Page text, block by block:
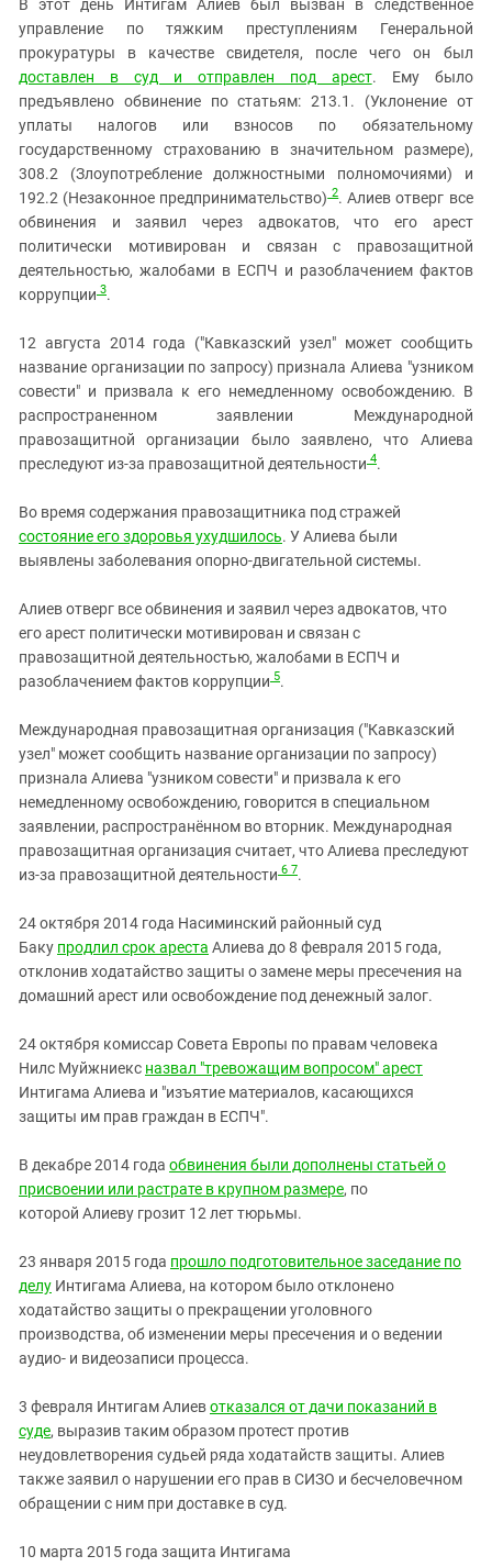
В этот день Интигам Алиев был вызван в следственное
управление по тяжким преступлениям Генеральной
прокуратуры в качестве свидетеля, после чего он был
доставлен в суд и отправлен под арест. Ему было
предъявлено обвинение по статьям: 213.1. (Уклонение от
уплаты налогов или взносов по обязательному
государственному страхованию в значительном размере),
308.2 (Злоупотребление должностными полномочиями) и
192.2 (Незаконное предпринимательство) 2. Алиев отверг все
обвинения и заявил через адвокатов, что его арест
политически мотивирован и связан с правозащитной
деятельностью, жалобами в ЕСПЧ и разоблачением фактов
коррупции 3.
12 августа 2014 года ("Кавказский узел" может сообщить
название организации по запросу) признала Алиева "узником
совести" и призвала к его немедленному освобождению. В
распространенном заявлении Международной
правозащитной организации было заявлено, что Алиева
преследуют из-за правозащитной деятельности 4.
Во время содержания правозащитника под стражей
состояние его здоровья ухудшилось. У Алиева были
выявлены заболевания опорно-двигательной системы.
Алиев отверг все обвинения и заявил через адвокатов, что
его арест политически мотивирован и связан с
правозащитной деятельностью, жалобами в ЕСПЧ и
разоблачением фактов коррупции 5.
Международная правозащитная организация ("Кавказский
узел" может сообщить название организации по запросу)
признала Алиева "узником совести" и призвала к его
немедленному освобождению, говорится в специальном
заявлении, распространённом во вторник. Международная
правозащитная организация считает, что Алиева преследуют
из-за правозащитной деятельности 6 7.
24 октября 2014 года Насиминский районный суд
Баку продлил срок ареста Алиева до 8 февраля 2015 года,
отклонив ходатайство защиты о замене меры пресечения на
домашний арест или освобождение под денежный залог.
24 октября комиссар Совета Европы по правам человека
Нилс Муйжниекс назвал "тревожащим вопросом" арест
Интигама Алиева и "изъятие материалов, касающихся
защиты им прав граждан в ЕСПЧ".
В декабре 2014 года обвинения были дополнены статьей о
присвоении или растрате в крупном размере, по
которой Алиеву грозит 12 лет тюрьмы.
23 января 2015 года прошло подготовительное заседание по
делу Интигама Алиева, на котором было отклонено
ходатайство защиты о прекращении уголовного
производства, об изменении меры пресечения и о ведении
аудио- и видеозаписи процесса.
3 февраля Интигам Алиевотказался от дачи показаний в
суде, выразив таким образом протест против
неудовлетворения судьей ряда ходатайств защиты. Алиев
также заявил о нарушении его прав в СИЗО и бесчеловечном
обращении с ним при доставке в суд.
10 марта 2015 года защита Интигама